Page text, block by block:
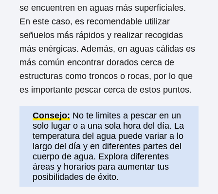
se encuentren en aguas más superficiales.
En este caso, es recomendable utilizar
señuelos más rápidos y realizar recogidas
más enérgicas. Además, en aguas cálidas es
más común encontrar dorados cerca de
estructuras como troncos o rocas, por lo que
es importante pescar cerca de estos puntos.
Consejo:No te limites a pescar en un
solo lugar o a una sola hora del día. La
temperatura del agua puede variar a lo
largo del día y en diferentes partes del
cuerpo de agua. Explora diferentes
áreas y horarios para aumentar tus
posibilidades de éxito.